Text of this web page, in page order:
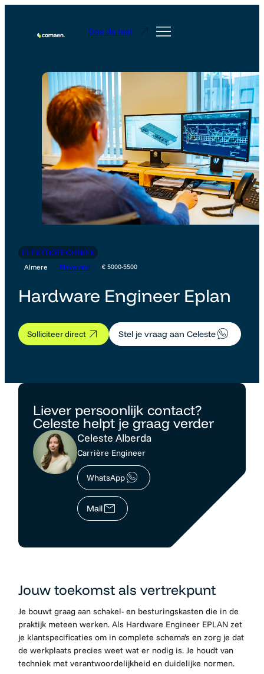
Doe de test
ELEKTROTECHNIEK
Almere Flevoland € 5000-5500
Hardware Engineer Eplan
Solliciteer direct Stel je vraag aan Celeste
Liever persoonlijk contact?
Celeste helpt je graag verder
Celeste Alberda
Carrière Engineer
WhatsApp
Mail
Jouw toekomst als vertrekpunt
Je bouwt graag aan schakel- en besturingskasten die in de
praktijk meteen werken. Als Hardware Engineer EPLAN zet
je klantspecificaties om in complete schema’s en zorg je dat
de werkplaats precies weet wat er nodig is. Je houdt van
techniek met verantwoordelijkheid en duidelijke normen.